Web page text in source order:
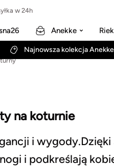
w 24h
Anekke
Najnowsza kolekcja
na koturnie
i
i podkreślają